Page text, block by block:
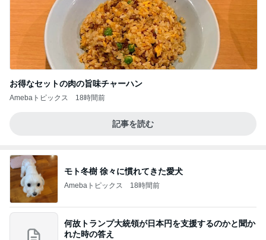
お得なセットの肉の旨味チャーハン
Amebaトピックス 18時間前
記事を読む
モト冬樹 徐々に慣れてきた愛犬
Amebaトピックス 18時間前
何故トランプ大統領が日本円を支援するのかと聞か
れた時の答え